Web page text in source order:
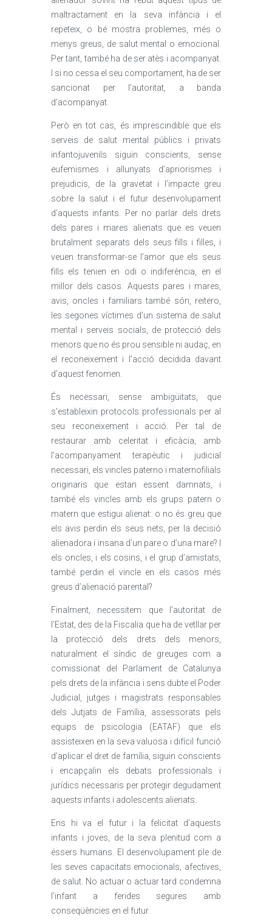
maltractament en la seva infància i el
repeteix, o bé mostra problemes, més o
menys greus, de salut mental o emocional.
Per tant, també ha de ser atès i acompanyat.
I si no cessa el seu comportament, ha de ser
sancionat per l’autoritat, a banda
d’acompanyat.
Però en tot cas, és imprescindible que els
serveis de salut mental públics i privats
infantojuvenils siguin conscients, sense
eufemismes i allunyats d’apriorismes i
prejudicis, de la gravetat i l’impacte greu
sobre la salut i el futur desenvolupament
d’aquests infants. Per no parlar dels drets
dels pares i mares alienats que es veuen
brutalment separats dels seus fills i filles, i
veuen transformar-se l’amor que els seus
fills els tenien en odi o indiferència, en el
millor dels casos. Aquests pares i mares,
avis, oncles i familiars també són, reitero,
les segones víctimes d’un sistema de salut
mental i serveis socials, de protecció dels
menors que no és prou sensible ni audaç, en
el reconeixement i l’acció decidida davant
d’aquest fenomen.
És necessari, sense ambigüitats, que
s’estableixin protocols professionals per al
seu reconeixement i acció. Per tal de
restaurar amb celeritat i eficàcia, amb
l’acompanyament terapèutic i judicial
necessari, els vincles paterno i maternofilials
originaris que estan essent damnats, i
també els vincles amb els grups patern o
matern que estigui alienat: o no és greu que
els avis perdin els seus nets, per la decisió
alienadora i insana d’un pare o d’una mare? I
els oncles, i els cosins, i el grup d’amistats,
també perdin el vincle en els casos més
greus d’alienació parental?
Finalment, necessitem que l’autoritat de
l’Estat, des de la Fiscalia que ha de vetllar per
la protecció dels drets dels menors,
naturalment el síndic de greuges com a
comissionat del Parlament de Catalunya
pels drets de la infància i sens dubte el Poder
Judicial, jutges i magistrats responsables
dels Jutjats de Família, assessorats pels
equips de psicologia (EATAF) que els
assisteixen en la seva valuosa i difícil funció
d’aplicar el dret de família, siguin conscients
i encapçalin els debats professionals i
jurídics necessaris per protegir degudament
aquests infants i adolescents alienats.
Ens hi va el futur i la felicitat d’aquests
infants i joves, de la seva plenitud com a
éssers humans. El desenvolupament ple de
les seves capacitats emocionals, afectives,
de salut. No actuar o actuar tard condemna
l’infant a ferides segures amb
conseqüències en el futur.